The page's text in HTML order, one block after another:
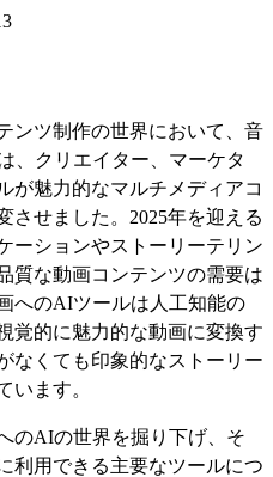
ンツ制作の世界において、音
、クリエイター、マーケタ
が魅力的なマルチメディアコ
させました。2025年を迎える
ーションやストーリーテリン
質な動画コンテンツの需要は
へのAIツールは人工知能の
覚的に魅力的な動画に変換す
なくても印象的なストーリー
います。
のAIの世界を掘り下げ、そ
利用できる主要なツールにつ